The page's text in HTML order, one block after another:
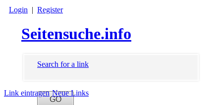
Login | Register
Seitensuche.info
Search for a link
Link eintragen Neue Links